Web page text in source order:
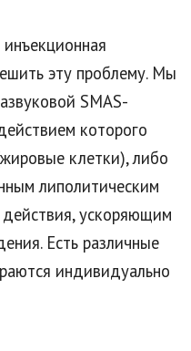
эту проблему. Мы
SMAS-
которого
клетки), либо
липолитическим
ускоряющим
Есть различные
индивидуально